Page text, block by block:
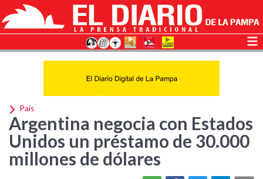
País
Argentina negocia con Estados
Unidos un préstamo de 30.000
millones de dólares